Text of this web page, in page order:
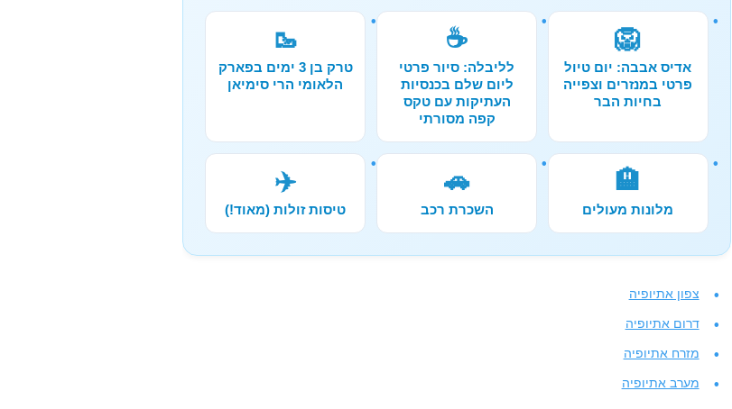
🦁
אדיס אבבה: יום טיול
פרטי במנזרים וצפייה
בחיות הבר
☕
לליבלה: סיור פרטי
ליום שלם בכנסיות
העתיקות עם טקס
קפה מסורתי
🥾
טרק בן 3 ימים בפארק
הלאומי הרי סימיאן
🏨
מלונות מעולים
🚗
השכרת רכב
✈️
טיסות זולות (מאוד!)
צפון אתיופיה
דרום אתיופיה
מזרח אתיופיה
מערב אתיופיה